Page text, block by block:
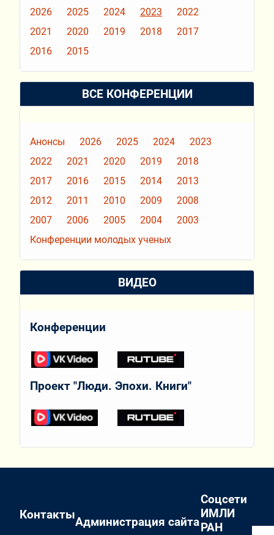
2026 2025 2024 2023
2022
2021
2020 2019 2018
2017
2016
2015
ВСЕ КОНФЕРЕНЦИИ
Анонсы 2026 2025 2024
2023
2022
2021 2020 2019
2018
2017
2016 2015 2014
2013
2012
2011 2010 2009
2008
2007
2006 2005 2004
2003
Конференции молодых ученых
ВИДЕО
Конференции
Проект "Люди. Эпохи. Книги"
Контакты
Администрация сайта
Соцсети
ИМЛИ
РАН